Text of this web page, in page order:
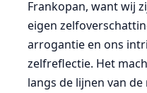
Frankopan, want wij
eigen
arrogantie en ons
zelfreflectie. Het
langs de lijnen van